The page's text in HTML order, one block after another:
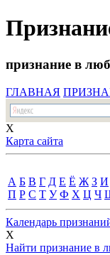
признание в
ГЛАВНАЯ
X
Карта сайта
А Б В Г Д Е Ё Ж З И
П Р С Т У Ф Х Ц Ч
Календарь
X
Найти признание в